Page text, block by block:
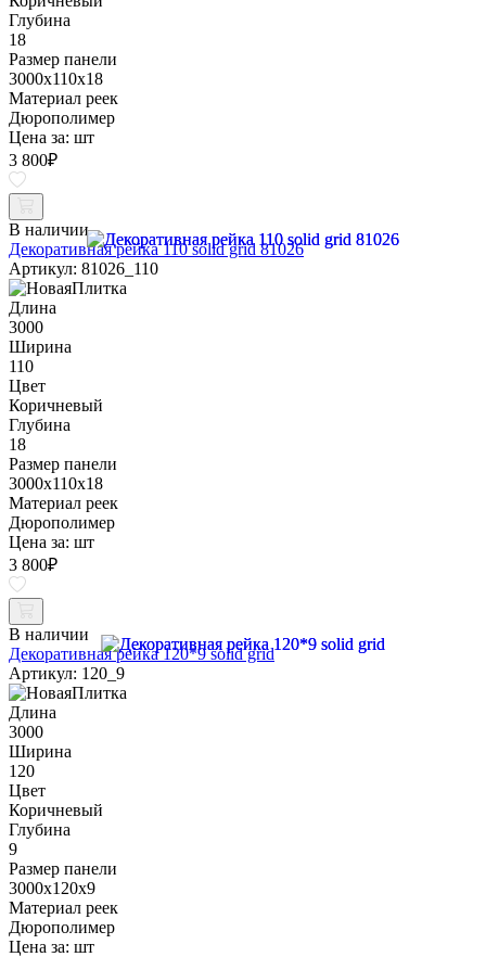
Глубина
18
Размер панели
3000x110x18
Материал реек
Дюрополимер
Цена за: шт
3 800₽
В наличии
Декоративная рейка 110 solid grid 81026
Артикул: 81026_110
Длина
3000
Ширина
110
Цвет
Коричневый
Глубина
18
Размер панели
3000x110x18
Материал реек
Дюрополимер
Цена за: шт
3 800₽
В наличии
Декоративная рейка 120*9 solid grid
Артикул: 120_9
Длина
3000
Ширина
120
Цвет
Коричневый
Глубина
9
Размер панели
3000x120x9
Материал реек
Дюрополимер
Цена за: шт